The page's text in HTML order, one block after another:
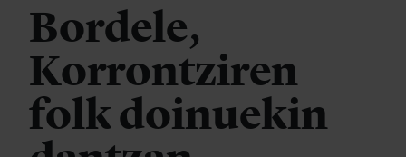
Bordele,
Korrontziren
folk doinuekin